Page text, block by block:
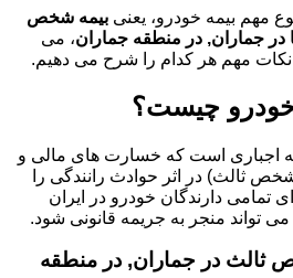
مهم بیمه خودرو، یعنی بیمه شخص
در جماران, در منطقه جماران، می
و نکات مهم هر کدام را شرح می دهیم.
چیست؟
اجباری است که خسارت های مالی و
ثالث) در اثر حوادث رانندگی را
تمامی دارندگان خودرو در ایران
تواند منجر به جریمه قانونی شود.
ثالث در جماران, در منطقه